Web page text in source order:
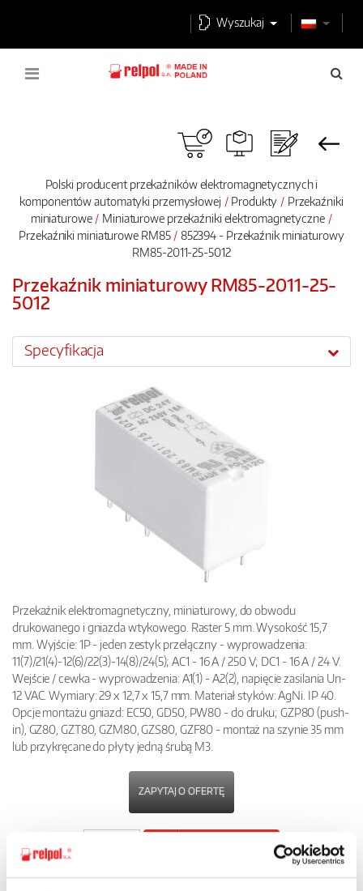
Wyszukaj
Polski producent przekaźników elektromagnetycznych i
komponentów automatyki przemysłowej
Produkty
Przekaźniki
miniaturowe
Miniaturowe przekaźniki elektromagnetyczne
Przekaźniki miniaturowe RM85
852394 - Przekaźnik miniaturowy
RM85-2011-25-5012
Przekaźnik miniaturowy RM85-2011-25-
5012
Specyfikacja
Przekaźnik elektromagnetyczny, miniaturowy, do obwodu
drukowanego i gniazda wtykowego. Raster 5 mm. Wysokość 15,7
mm. Wyjście: 1P - jeden zestyk przełączny - wyprowadzenia:
11(7)/21(4)-12(6)/22(3)-14(8)/24(5); AC1 - 16 A / 250 V; DC1 - 16 A / 24 V.
Wejście / cewka - wyprowadzenia: A1(1) - A2(2), napięcie zasilania Un-
12 VAC. Wymiary: 29 x 12,7 x 15,7 mm. Materiał styków: AgNi. IP 40.
Opcje montażu gniazd: EC50, GD50, PW80 - do druku; GZP80 (push-
in), GZ80, GZT80, GZM80, GZS80, GZF80 - montaż na szynie 35 mm
lub przykręcane do płyty jedną śrubą M3.
ZAPYTAJ O OFERTĘ